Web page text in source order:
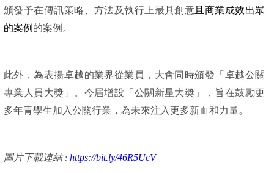
頒發予在傳訊策略、方法及執行上最具創意 且商業成效出眾
的案例 的案例。
此外，為表揚卓越的業界從業員，大會同時頒發「卓越公關
專業人員大獎」。今屆增設「公關新星大奬」，旨在鼓勵更
多年青學生加入公關行業，為未來注入更多新血和力量。
圖片下載連結 : https://bit.ly/46R5UcV